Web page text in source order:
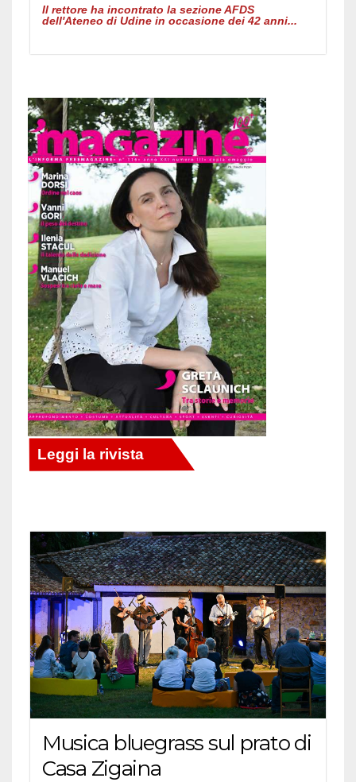
Il rettore ha incontrato la sezione AFDS
dell'Ateneo di Udine in occasione dei 42 anni...
Musica bluegrass sul prato di
Casa Zigaina